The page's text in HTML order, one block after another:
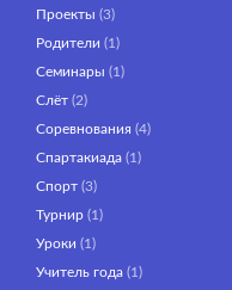
Проекты (3)
Родители (1)
Семинары (1)
Слёт (2)
Соревнования (4)
Спартакиада (1)
Спорт (3)
Турнир (1)
Уроки (1)
Учитель года (1)